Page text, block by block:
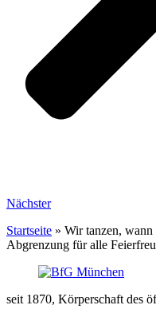
Nächster
Startseite » Wir tanzen,
Abgrenzung für alle
seit 1870, Körperschaft des